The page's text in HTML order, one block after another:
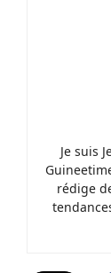
Je suis
rédige